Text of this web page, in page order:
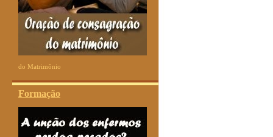
do Matrimônio
Formação